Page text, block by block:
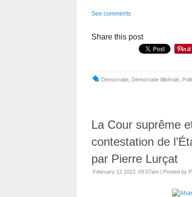
See comments
Share this post
Démocratie Démocratie Illibérale
La Cour suprême
contestation de
par Pierre Lurçat
February 12 2023, 09:07am | Posted by